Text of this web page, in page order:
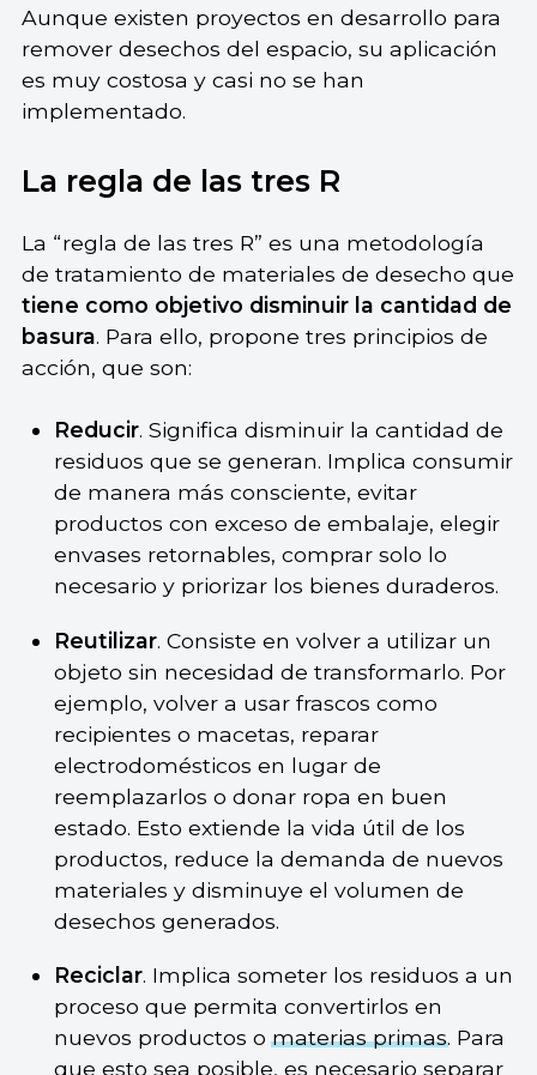
Aunque existen proyectos en desarrollo para
remover desechos del espacio, su aplicación
es muy costosa y casi no se han
implementado.
La regla de las tres R
La “regla de las tres R” es una metodología
de tratamiento de materiales de desecho que
tiene como objetivo disminuir la cantidad de
basura. Para ello, propone tres principios de
acción, que son:
Reducir. Significa disminuir la cantidad de
residuos que se generan. Implica consumir
de manera más consciente, evitar
productos con exceso de embalaje, elegir
envases retornables, comprar solo lo
necesario y priorizar los bienes duraderos.
Reutilizar. Consiste en volver a utilizar un
objeto sin necesidad de transformarlo. Por
ejemplo, volver a usar frascos como
recipientes o macetas, reparar
electrodomésticos en lugar de
reemplazarlos o donar ropa en buen
estado. Esto extiende la vida útil de los
productos, reduce la demanda de nuevos
materiales y disminuye el volumen de
desechos generados.
Reciclar. Implica someter los residuos a un
proceso que permita convertirlos en
nuevos productos omaterias primas. Para
que esto sea posible, es necesario separar